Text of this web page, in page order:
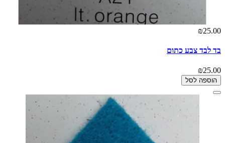
₪25.00
בד לבד צבע כתום
₪25.00
הוספה לסל